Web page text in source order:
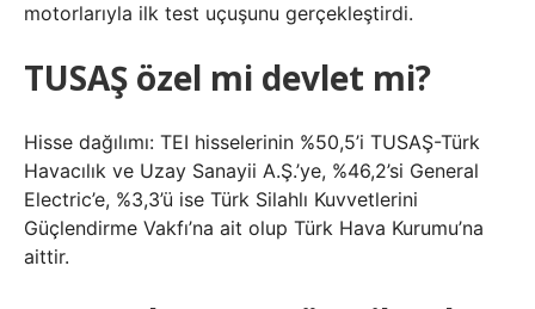
motorlarıyla ilk test uçuşunu gerçekleştirdi.
TUSAŞ özel mi devlet mi?
Hisse dağılımı: TEI hisselerinin %50,5’i TUSAŞ-Türk
Havacılık ve Uzay Sanayii A.Ş.’ye, %46,2’si General
Electric’e, %3,3’ü ise Türk Silahlı Kuvvetlerini
Güçlendirme Vakfı’na ait olup Türk Hava Kurumu’na
aittir.